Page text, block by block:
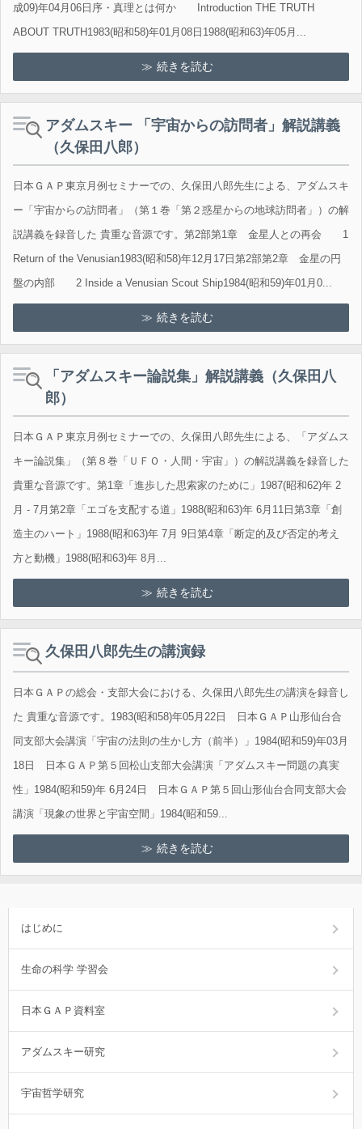
成09)年04月06日序・真理とは何か Introduction THE TRUTH
ABOUT TRUTH1983(昭和58)年01月08日1988(昭和63)年05月...
続きを読む
アダムスキー 「宇宙からの訪問者」解説講義
（久保田八郎）
日本ＧＡＰ東京月例セミナーでの、久保田八郎先生による、アダムスキ
ー「宇宙からの訪問者」（第１巻「第２惑星からの地球訪問者」）の解
説講義を録音した 貴重な音源です。第2部第1章 金星人との再会 1
Return of the Venusian1983(昭和58)年12月17日第2部第2章 金星の円
盤の内部 2 Inside a Venusian Scout Ship1984(昭和59)年01月0...
続きを読む
「アダムスキー論説集」解説講義（久保田八
郎）
日本ＧＡＰ東京月例セミナーでの、久保田八郎先生による、「アダムス
キー論説集」（第８巻「ＵＦＯ・人間・宇宙」）の解説講義を録音した
貴重な音源です。第1章「進歩した思索家のために」1987(昭和62)年 2
月 - 7月第2章「エゴを支配する道」1988(昭和63)年 6月11日第3章「創
造主のハート」1988(昭和63)年 7月 9日第4章「断定的及び否定的考え
方と動機」1988(昭和63)年 8月...
続きを読む
久保田八郎先生の講演録
日本ＧＡＰの総会・支部大会における、久保田八郎先生の講演を録音し
た 貴重な音源です。1983(昭和58)年05月22日 日本ＧＡＰ山形仙台合
同支部大会講演「宇宙の法則の生かし方（前半）」1984(昭和59)年03月
18日 日本ＧＡＰ第５回松山支部大会講演「アダムスキー問題の真実
性」1984(昭和59)年 6月24日 日本ＧＡＰ第５回山形仙台合同支部大会
講演「現象の世界と宇宙空間」1984(昭和59...
続きを読む
はじめに
生命の科学 学習会
日本ＧＡＰ資料室
アダムスキー研究
宇宙哲学研究